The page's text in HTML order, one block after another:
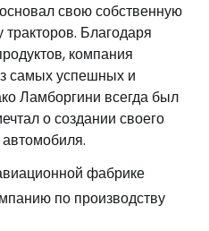
свою собственную
Благодаря
компания
самых успешных и
Ламборгини всегда был
о создании своего
фабрике
по производству